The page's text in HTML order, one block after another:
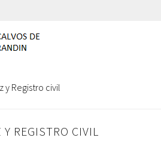
y Registro civil
REGISTRO CIVIL